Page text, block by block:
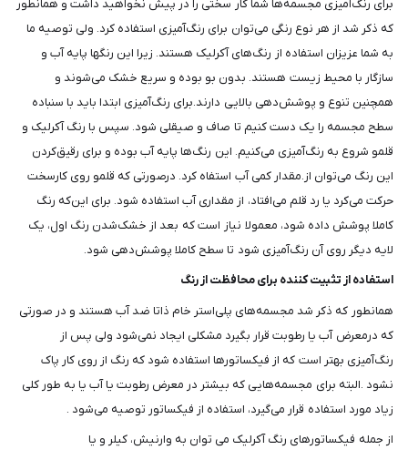
برای رنگ‌آمیزی مجسمه‌ها شما کار سختی را در پیش نخواهید داشت و همانطور
که ذکر شد از هر نوع رنگی می‌توان برای رنگ‌آمیزی استفاده کرد. ولی توصیه ما
به شما عزیزان استفاده از رنگ‌های آکرلیک هستند. زیرا این رنگ‎ها پایه آب و
سازگار با محیط ‌زیست هستند. بدون بو بوده و سریع خشک می‌شوند و
همچنین تنوع و پوشش‌دهی بالایی دارند.برای رنگ‌آمیزی ابتدا باید با سنباده
سطح مجسمه را یک دست کنیم تا صاف و صیقلی شود. سپس با رنگ آکرلیک و
قلمو شروع به رنگ‌آمیزی می‌کنیم. این رنگ‌ها پایه آب بوده و برای رقیق‌کردن
این رنگ می‌توان از.مقدار کمی آب استفاه کرد. درصورتی که قلمو روی کارسخت
حرکت می‌کرد یا رد قلم می‌افتاد، از مقداری آب استفاده شود. برای این‌که رنگ
کاملا پوشش داده شود، معمولا نیاز است که بعد از خشک‌شدن رنگ اول، یک
لایه دیگر روی آن رنگ‌آمیزی شود تا سطح کاملا پوشش‌دهی شود.
استفاده از تثبیت کننده برای محافظت از رنگ
همانطور که ذکر شد مجسمه‌های پلی‌استر خام ذاتا ضد آب هستند و در صورتی
که درمعرض آب یا رطوبت قرار بگیرد مشکلی ایجاد نمی‌شود ولی پس از
رنگ‌آمیزی بهتر است که از فیکساتورها استفاده شود که رنگ از روی کار پاک
نشود .البته برای مجسمه‌هایی که بیشتر در معرض رطوبت یا آب یا به طور کلی
زیاد مورد استفاده قرار می‌گیرد، استفاده از فیکساتور توصیه می‌شود .
از جمله فیکساتورهای رنگ آکرلیک می توان به وارنیش، کیلر و یا